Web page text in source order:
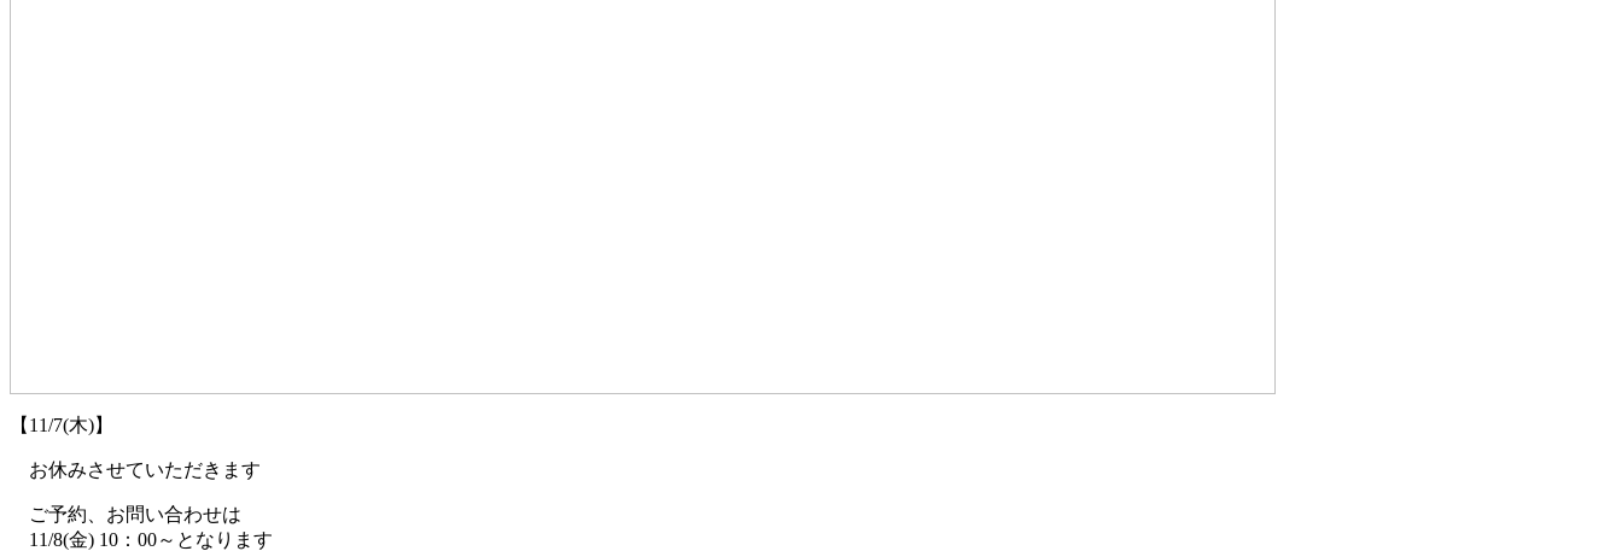
【11/7(木)】
お休みさせていただきます
ご予約、お問い合わせは
11/8(金) 10：00～となります